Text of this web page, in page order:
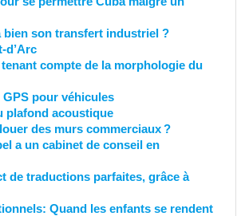
bien son transfert industriel ?
d’Arc
compte de la morphologie du
pour véhicules
plafond acoustique
des murs commerciaux ?
a un cabinet de conseil en
de traductions parfaites, grâce à
Quand les enfants se rendent